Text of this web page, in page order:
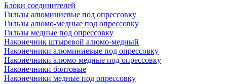
Блоки соединителей
Гильзы алюминиевые под опрессовку
Гильзы алюмо-медные под опрессовку
Гильзы медные под опрессовку
Наконечник штыревой алюмо-медный
Наконечники алюминиевые под опрессовку
Наконечники алюмо-медные под опрессовку
Наконечники болтовые
Наконечники медные под опрессовку